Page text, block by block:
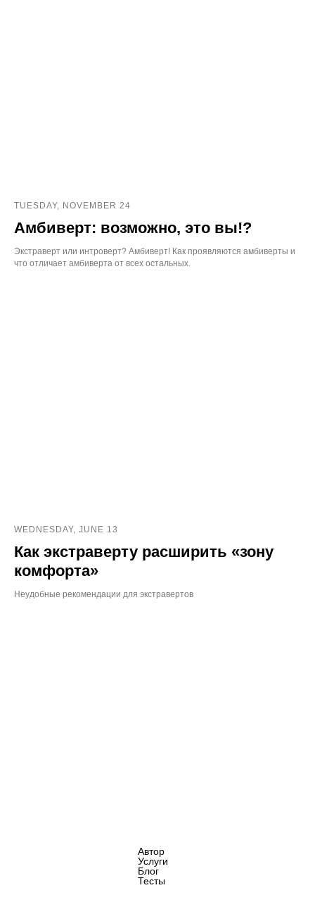
TUESDAY, NOVEMBER 24
Амбиверт: возможно, это вы!?
Экстраверт или интроверт? Амбиверт! Как проявляются амбиверты и
что отличает амбиверта от всех остальных.
WEDNESDAY, JUNE 13
Как экстраверту расширить «зону
комфорта»
Неудобные рекомендации для экстравертов
Автор
Услуги
Блог
Тесты